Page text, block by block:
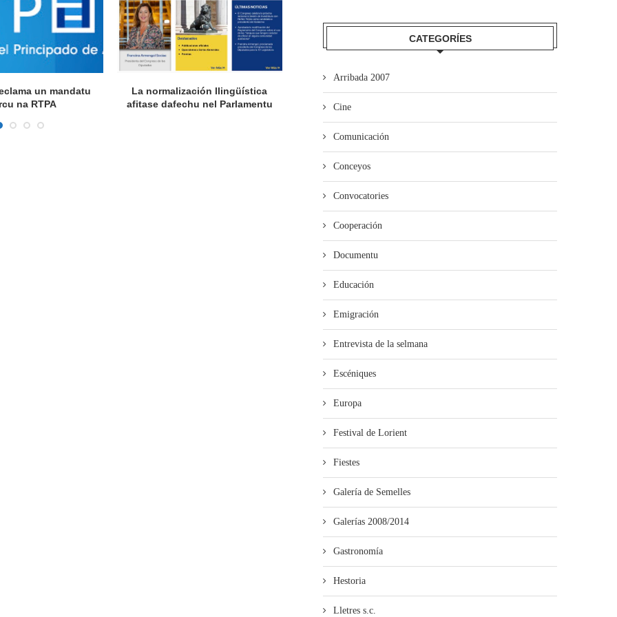
un mandatu
na RTPA
La normalización llingüística
afitase dafechu nel Parlamentu
Aína entama’l cursu políticu con
un actu n’Uviéu
Xixón aprueba’l proyectu
CATEGORÍES
Arribada 2007
Cine
Comunicación
Conceyos
Convocatories
Cooperación
Documentu
Educación
Emigración
Entrevista de la selmana
Escéniques
Europa
Festival de Lorient
Fiestes
Galería de Semelles
Galerías 2008/2014
Gastronomía
Hestoria
Lletres s.c.